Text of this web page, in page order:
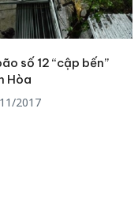
số 12 “cập bến”
Hòa
2017